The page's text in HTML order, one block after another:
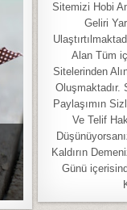
Sitemizi Hobi
Geliri
Alan Tüm
Sitelerinden
Oluşmaktadır.
Paylaşımın
Ve Telif
Kaldırın
Günü